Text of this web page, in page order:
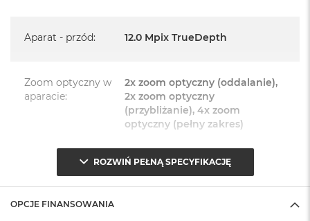
urządzenia.
iPhone 15
Przewód USB-C do ładowania (1m)
Aparat - przód: 12.0 Mpix TrueDepth
Zoom optyczny w
aparacie:
2x zoom optyczny (oddalanie),
2x zoom optyczny
(przybliżanie), 4x zoom
optyczny (pełny zakres)
Maks. 10x zoom cyfrowy
ROZWIŃ PEŁNĄ SPECYFIKACJĘ
OPCJE FINANSOWANIA